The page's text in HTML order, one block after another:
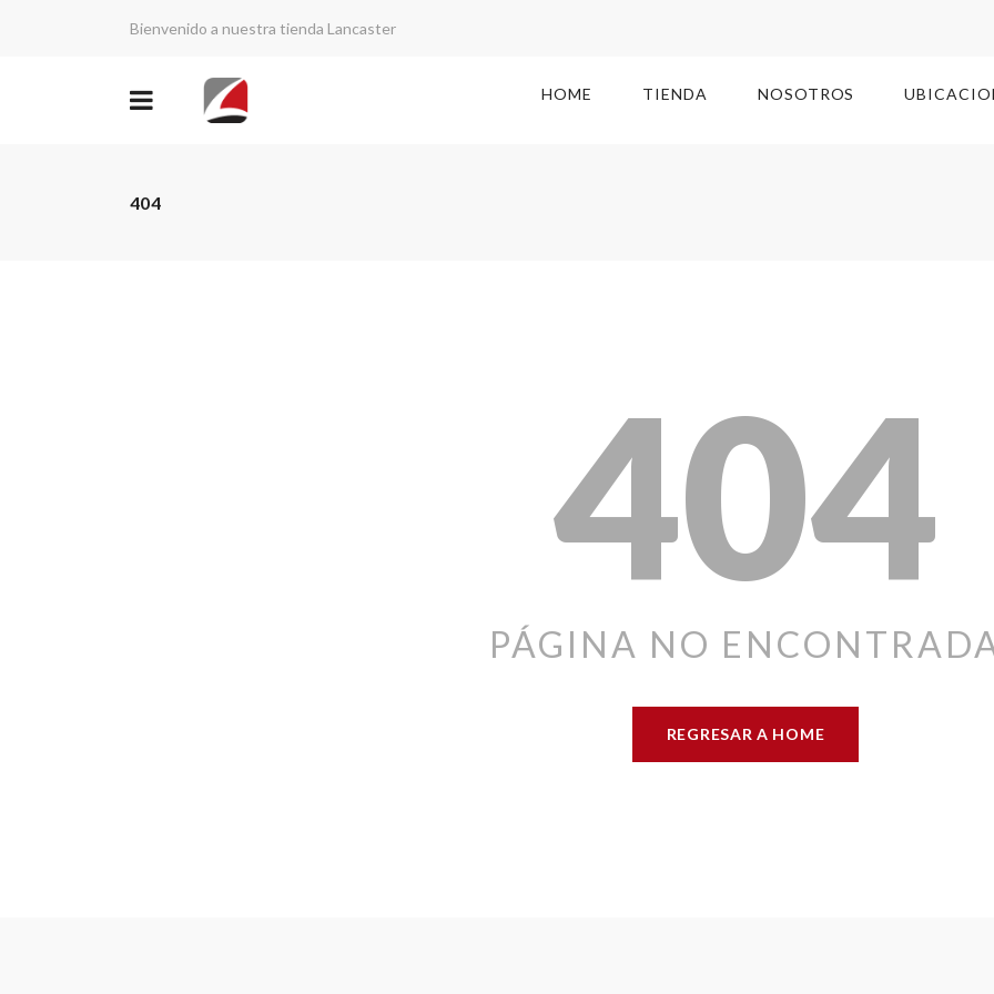
Bienvenido a nuestra tienda Lancaster
HOME TIENDA NOSOTROS
404
404
PÁGINA NO
REGRESAR A HOME